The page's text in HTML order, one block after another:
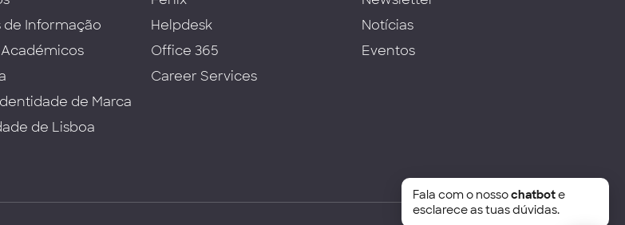
de Informação
de Marca
de Lisboa
Helpdesk
Office 365
Career Services
Notícias
Eventos
Fala com o nossochatbote
esclarece as tuas dúvidas.